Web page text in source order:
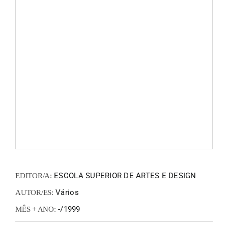
EDITOR/A: ESCOLA SUPERIOR DE ARTES E DESIGN
AUTOR/ES: Vários
MÊS + ANO: -/1999